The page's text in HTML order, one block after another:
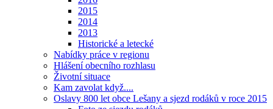
2015
2014
2013
Historické a letecké
Nabídky práce v regionu
Hlášení obecního rozhlasu
Životní situace
Kam zavolat když....
Oslavy 800 let obce Lešany a sjezd rodáků v roce 2015